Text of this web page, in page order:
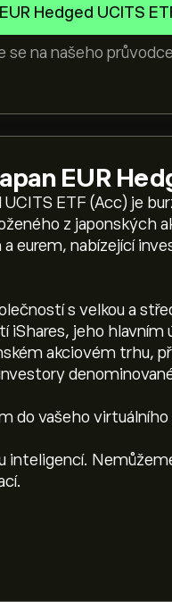
Hedged UCITS
na našeho
EUR
UCITS ETF (Acc) je
z japonských
eurem, nabízející
s velkou a
iShares, jeho
akciovém trhu,
do vašeho
inteligencí.